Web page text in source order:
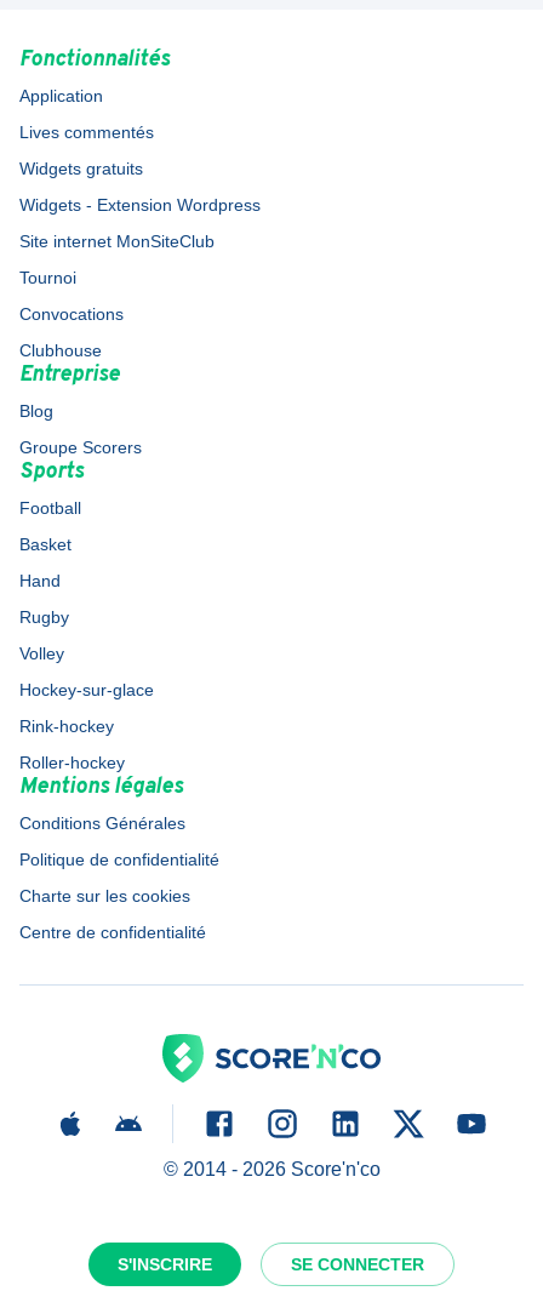
S'INSCRIRE SE CONNECTER
Fonctionnalités
Application
Lives commentés
Widgets gratuits
Widgets - Extension Wordpress
Site internet MonSiteClub
Tournoi
Convocations
Clubhouse
Entreprise
Blog
Groupe Scorers
Sports
Football
Basket
Hand
Rugby
Volley
Hockey-sur-glace
Rink-hockey
Roller-hockey
Mentions légales
Conditions Générales
Politique de confidentialité
Charte sur les cookies
Centre de confidentialité
© 2014 - 2026Score'n'co